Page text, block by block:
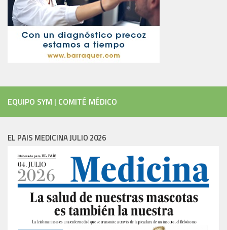
EQUIPO SYM | COMITÉ MÉDICO
EL PAIS MEDICINA JULIO 2026